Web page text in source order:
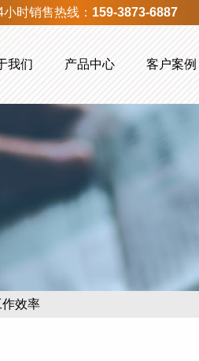
时销售热线： 159-3873-6887
我们 产品中心 客户案例
效率